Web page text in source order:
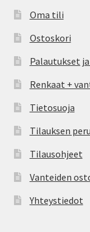
Oma tili
Ostoskori
Palautukset
Renkaat +
Tietosuoja
Tilauksen
Tilausohjeet
Vanteiden
Yhteystiedot